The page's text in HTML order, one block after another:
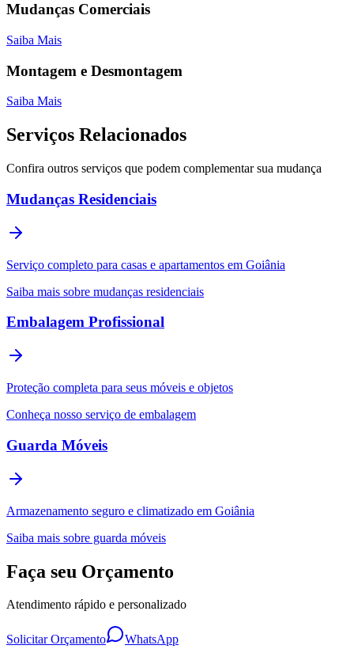
Mudanças Comerciais
Saiba Mais
Montagem e Desmontagem
Saiba Mais
Serviços Relacionados
Confira outros serviços que podem complementar sua mudança
Mudanças Residenciais
Serviço completo para casas e apartamentos em Goiânia
Saiba mais sobre mudanças residenciais
Embalagem Profissional
Proteção completa para seus móveis e objetos
Conheça nosso serviço de embalagem
Guarda Móveis
Armazenamento seguro e climatizado em Goiânia
Saiba mais sobre guarda móveis
Faça seu Orçamento
Atendimento rápido e personalizado
Solicitar Orçamento WhatsApp